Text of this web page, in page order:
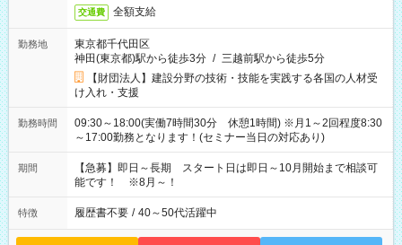
交通費 全額支給
勤務地
東京都千代田区
神田(東京都)駅から徒歩3分 / 三越前駅から徒歩5分
【財団法人】建設分野の技術・技能を実践する各国の人材受
け入れ・支援
勤務時間
09:30～18:00(実働7時間30分 休憩1時間) ※月1～2回程度8:30
～17:00勤務となります！(セミナー当日の対応あり)
期間
【急募】即日～長期 スタート日は即日～10月開始まで相談可
能です！ ※8月～！
特徴 履歴書不要 / 40～50代活躍中